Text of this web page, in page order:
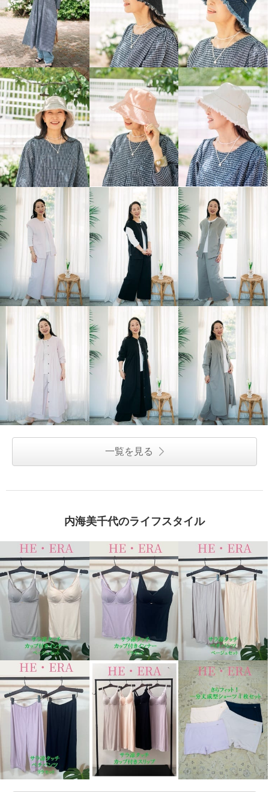
０％ コクーンシルエット ワンピ
ショート丈
０％ コクーンシルエット ワンピ
オフベージュ ロング丈
¥0
一覧を見る
内海美千代のライフスタイル